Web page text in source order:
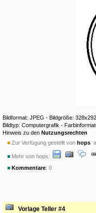
Bildformat: JPEG - Bildgröße: 328x292
Bildtyp: Computergrafik -
Hinweis zu den Nutzungsrechten
Zur Verfügung gestellt von hops
Mehr von hops:
Kommentare: 0
Vorlage Teller #4